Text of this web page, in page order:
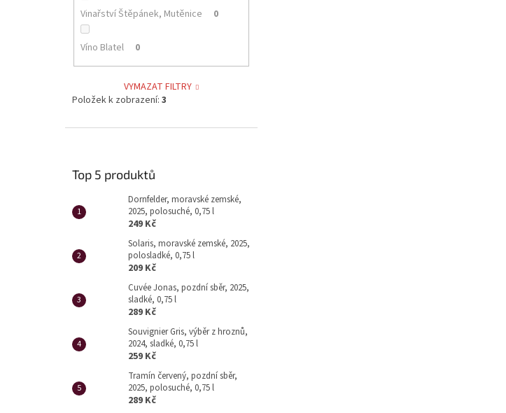
Vinařství Štěpánek, Mutěnice 0
Víno Blatel 0
VYMAZAT FILTRY
Položek k zobrazení: 3
Top 5 produktů
Dornfelder, moravské zemské,
2025, polosuché, 0,75 l
249 Kč
Solaris, moravské zemské, 2025,
polosladké, 0,75 l
209 Kč
Cuvée Jonas, pozdní sběr, 2025,
sladké, 0,75 l
289 Kč
Souvignier Gris, výběr z hroznů,
2024, sladké, 0,75 l
259 Kč
Tramín červený, pozdní sběr,
2025, polosuché, 0,75 l
289 Kč